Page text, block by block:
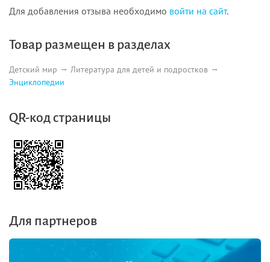
Для добавления отзыва необходимо войти на сайт.
Товар размещен в разделах
Детский мир
Литература для детей и подростков
Энциклопедии
QR-код страницы
Для партнеров